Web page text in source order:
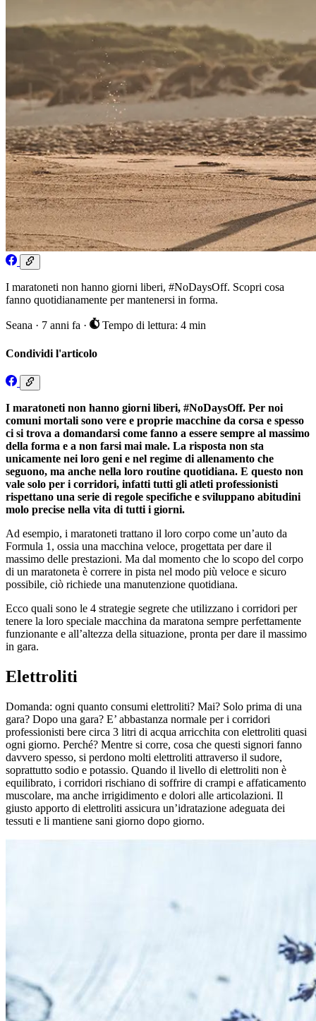
I maratoneti non hanno giorni liberi, #NoDaysOff. Scopri cosa
fanno quotidianamente per mantenersi in forma.
Seana · 7 anni fa · Tempo di lettura: 4 min
Condividi l'articolo
I maratoneti non hanno giorni liberi, #NoDaysOff. Per noi
comuni mortali sono vere e proprie macchine da corsa e spesso
ci si trova a domandarsi come fanno a essere sempre al massimo
della forma e a non farsi mai male. La risposta non sta
unicamente nei loro geni e nel regime di allenamento che
seguono, ma anche nella loro routine quotidiana. E questo non
vale solo per i corridori, infatti tutti gli atleti professionisti
rispettano una serie di regole specifiche e sviluppano abitudini
molo precise nella vita di tutti i giorni.
Ad esempio, i maratoneti trattano il loro corpo come un’auto da
Formula 1, ossia una macchina veloce, progettata per dare il
massimo delle prestazioni. Ma dal momento che lo scopo del corpo
di un maratoneta è correre in pista nel modo più veloce e sicuro
possibile, ciò richiede una manutenzione quotidiana.
Ecco quali sono le 4 strategie segrete che utilizzano i corridori per
tenere la loro speciale macchina da maratona sempre perfettamente
funzionante e all’altezza della situazione, pronta per dare il massimo
in gara.
Elettroliti
Domanda: ogni quanto consumi elettroliti? Mai? Solo prima di una
gara? Dopo una gara? E’ abbastanza normale per i corridori
professionisti bere circa 3 litri di acqua arricchita con elettroliti quasi
ogni giorno. Perché? Mentre si corre, cosa che questi signori fanno
davvero spesso, si perdono molti elettroliti attraverso il sudore,
soprattutto sodio e potassio. Quando il livello di elettroliti non è
equilibrato, i corridori rischiano di soffrire di crampi e affaticamento
muscolare, ma anche irrigidimento e dolori alle articolazioni. Il
giusto apporto di elettroliti assicura un’idratazione adeguata dei
tessuti e li mantiene sani giorno dopo giorno.